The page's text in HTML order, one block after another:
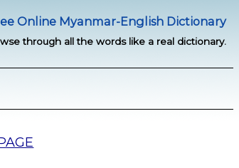
Online Myanmar-English Dictionary
through all the words like a real dictionary.